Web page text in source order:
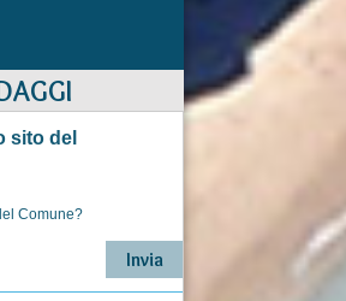
sito del
Comune?